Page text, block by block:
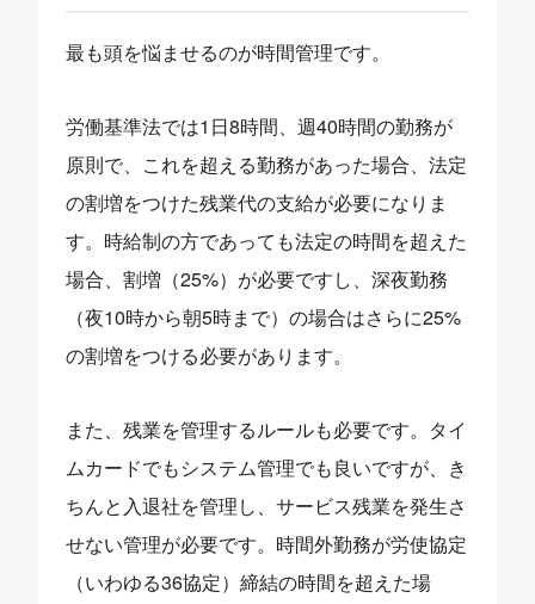
最も頭を悩ませるのが時間管理です。
労働基準法では1日8時間、週40時間の勤務が
原則で、これを超える勤務があった場合、法定
の割増をつけた残業代の支給が必要になりま
す。時給制の方であっても法定の時間を超えた
場合、割増（25%）が必要ですし、深夜勤務
（夜10時から朝5時まで）の場合はさらに25%
の割増をつける必要があります。
また、残業を管理するルールも必要です。タイ
ムカードでもシステム管理でも良いですが、き
ちんと入退社を管理し、サービス残業を発生さ
せない管理が必要です。時間外勤務が労使協定
（いわゆる36協定）締結の時間を超えた場